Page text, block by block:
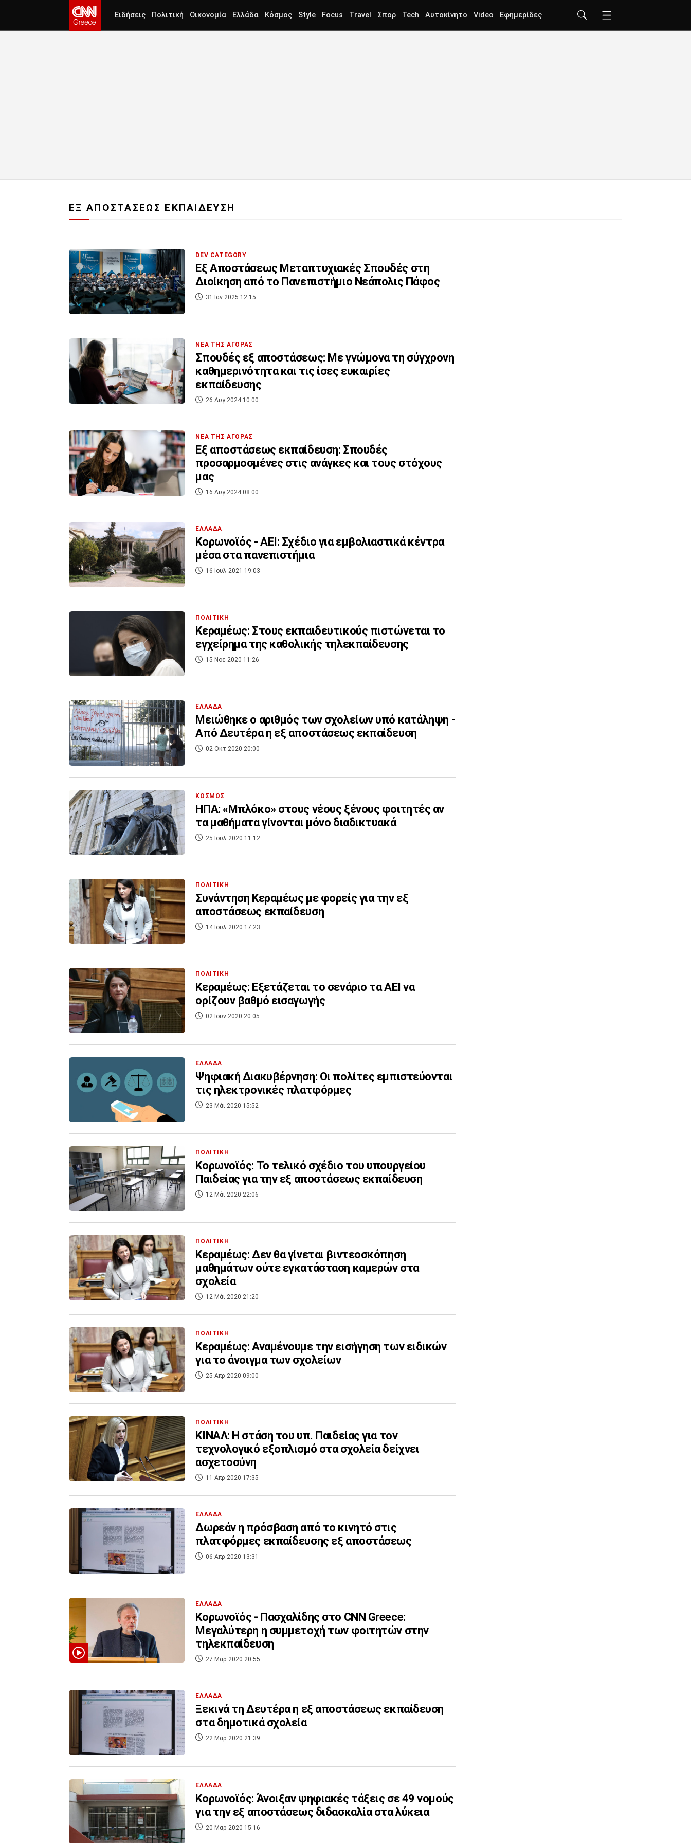
Ειδήσεις Πολιτική Οικονομία Ελλάδα Κόσμος Style Focus Travel Σπορ Tech Αυτοκίνητο Video Εφημερίδες
ΕΞ ΑΠΟΣΤΑΣΕΩΣ ΕΚΠΑΙΔΕΥΣΗ
DEV CATEGORY
Εξ Αποστάσεως Μεταπτυχιακές Σπουδές στη
Διοίκηση από το Πανεπιστήμιο Νεάπολις Πάφος
31 Ιαν 2025 12:15
ΝΕΑ ΤΗΣ ΑΓΟΡΑΣ
Σπουδές εξ αποστάσεως: Με γνώμονα τη σύγχρονη
καθημερινότητα και τις ίσες ευκαιρίες
εκπαίδευσης
26 Αυγ 2024 10:00
ΝΕΑ ΤΗΣ ΑΓΟΡΑΣ
Εξ αποστάσεως εκπαίδευση: Σπουδές
προσαρμοσμένες στις ανάγκες και τους στόχους
μας
16 Αυγ 2024 08:00
ΕΛΛΑΔΑ
Κορωνοϊός - AEI: Σχέδιο για εμβολιαστικά κέντρα
μέσα στα πανεπιστήμια
16 Ιουλ 2021 19:03
ΠΟΛΙΤΙΚΗ
Κεραμέως: Στους εκπαιδευτικούς πιστώνεται το
εγχείρημα της καθολικής τηλεκπαίδευσης
15 Νοε 2020 11:26
ΕΛΛΑΔΑ
Μειώθηκε ο αριθμός των σχολείων υπό κατάληψη -
Από Δευτέρα η εξ αποστάσεως εκπαίδευση
02 Οκτ 2020 20:00
ΚΟΣΜΟΣ
ΗΠΑ: «Μπλόκο» στους νέους ξένους φοιτητές αν
τα μαθήματα γίνονται μόνο διαδικτυακά
25 Ιουλ 2020 11:12
ΠΟΛΙΤΙΚΗ
Συνάντηση Κεραμέως με φορείς για την εξ
αποστάσεως εκπαίδευση
14 Ιουλ 2020 17:23
ΠΟΛΙΤΙΚΗ
Κεραμέως: Εξετάζεται το σενάριο τα ΑΕΙ να
ορίζουν βαθμό εισαγωγής
02 Ιουν 2020 20:05
ΕΛΛΑΔΑ
Ψηφιακή Διακυβέρνηση: Οι πολίτες εμπιστεύονται
τις ηλεκτρονικές πλατφόρμες
23 Μάι 2020 15:52
ΠΟΛΙΤΙΚΗ
Κορωνοϊός: Το τελικό σχέδιο του υπουργείου
Παιδείας για την εξ αποστάσεως εκπαίδευση
12 Μάι 2020 22:06
ΠΟΛΙΤΙΚΗ
Κεραμέως: Δεν θα γίνεται βιντεοσκόπηση
μαθημάτων ούτε εγκατάσταση καμερών στα
σχολεία
12 Μάι 2020 21:20
ΠΟΛΙΤΙΚΗ
Κεραμέως: Αναμένουμε την εισήγηση των ειδικών
για το άνοιγμα των σχολείων
25 Απρ 2020 09:00
ΠΟΛΙΤΙΚΗ
ΚΙΝΑΛ: Η στάση του υπ. Παιδείας για τον
τεχνολογικό εξοπλισμό στα σχολεία δείχνει
ασχετοσύνη
11 Απρ 2020 17:35
ΕΛΛΑΔΑ
Δωρεάν η πρόσβαση από το κινητό στις
πλατφόρμες εκπαίδευσης εξ αποστάσεως
06 Απρ 2020 13:31
ΕΛΛΑΔΑ
Κορωνοϊός - Πασχαλίδης στο CNN Greece:
Μεγαλύτερη η συμμετοχή των φοιτητών στην
τηλεκπαίδευση
27 Μαρ 2020 20:55
ΕΛΛΑΔΑ
Ξεκινά τη Δευτέρα η εξ αποστάσεως εκπαίδευση
στα δημοτικά σχολεία
22 Μαρ 2020 21:39
ΕΛΛΑΔΑ
Κορωνοϊός: Άνοιξαν ψηφιακές τάξεις σε 49 νομούς
για την εξ αποστάσεως διδασκαλία στα λύκεια
20 Μαρ 2020 15:16